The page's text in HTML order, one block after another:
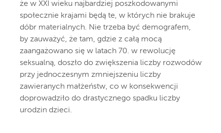
że w XXI wieku najbardziej poszkodowanymi
społecznie krajami będą te, w których nie brakuje
dóbr materialnych. Nie trzeba być demografem,
by zauważyć, że tam, gdzie z całą mocą
zaangażowano się w latach 70. w rewolucję
seksualną, doszło do zwiększenia liczby rozwodów
przy jednoczesnym zmniejszeniu liczby
zawieranych małżeństw, co w konsekwencji
doprowadziło do drastycznego spadku liczby
urodzin dzieci.